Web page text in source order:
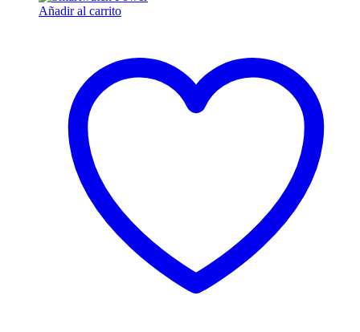
Añadir al carrito